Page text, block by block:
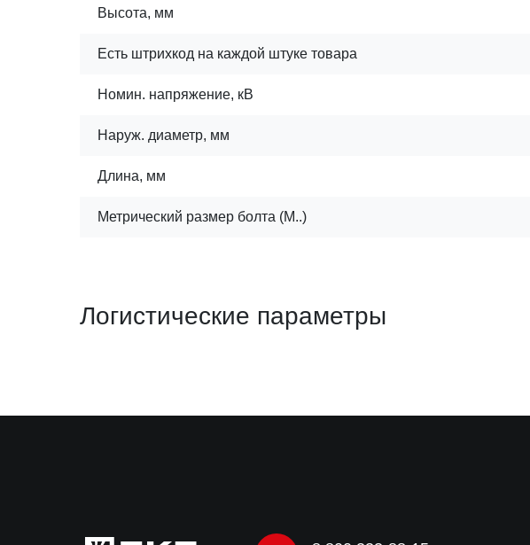
Высота, мм
Есть штрихкод на каждой штуке товара
Номин. напряжение, кВ
Наруж. диаметр, мм
Длина, мм
Метрический размер болта (М..)
Логистические параметры